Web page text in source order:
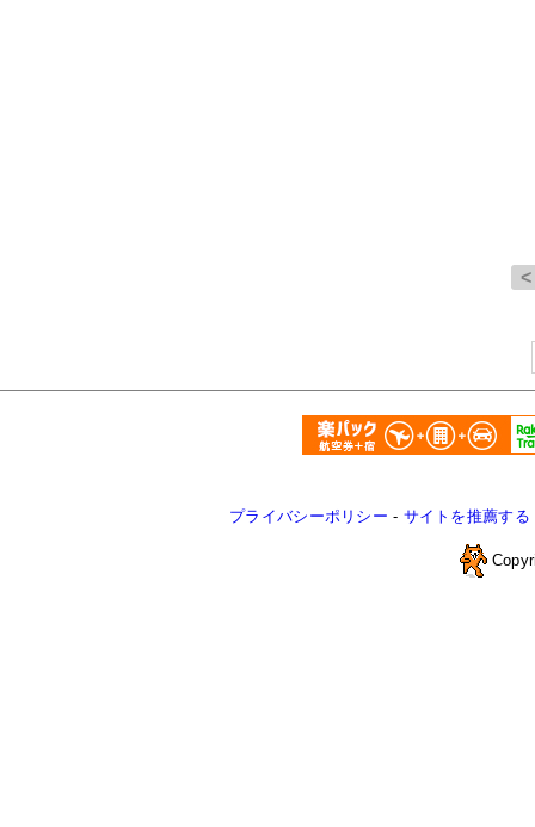
プライバシーポリシー - サイトを推薦する